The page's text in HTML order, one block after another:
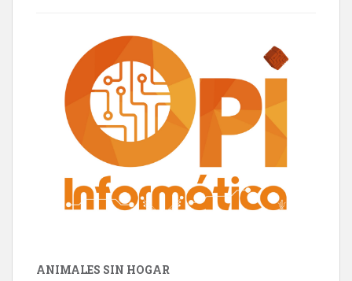
ANIMALES SIN HOGAR